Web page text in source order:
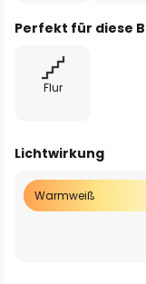
Perfekt für diese
Flur
Lichtwirkung
Warmweiß